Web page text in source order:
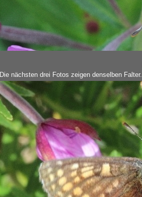
Die nächsten drei Fotos zeigen denselben Falter.